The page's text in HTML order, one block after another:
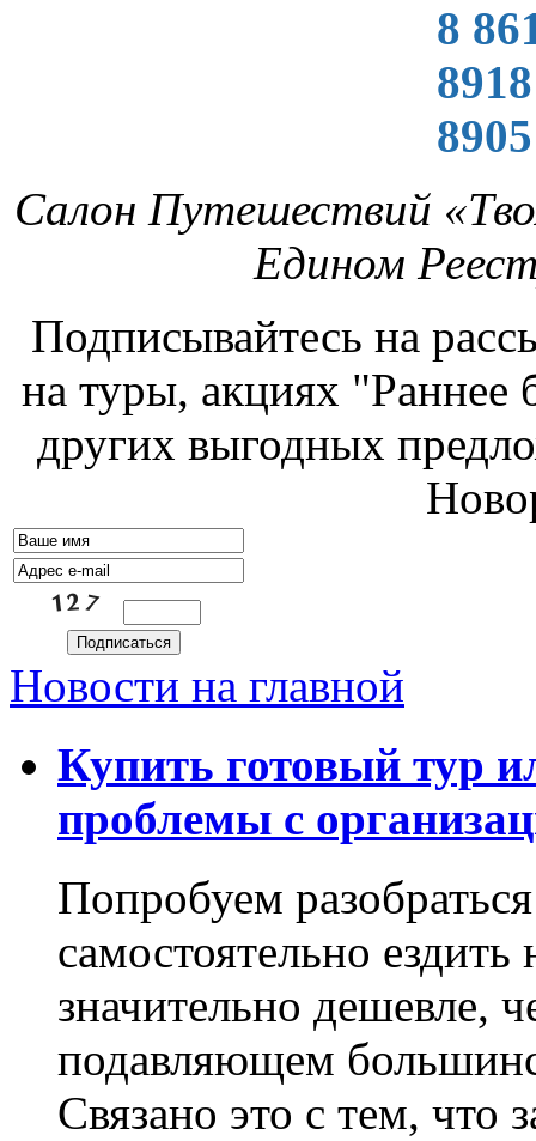
8
Салон Путешествий
Едином
Подписывайтесь на
на туры, акциях "Раннее
других выгодных
Новости на главной
Купить готовый тур
проблемы с
Попробуем
самостоятельно
значительно дешевле,
подавляющем
Связано это с тем, что